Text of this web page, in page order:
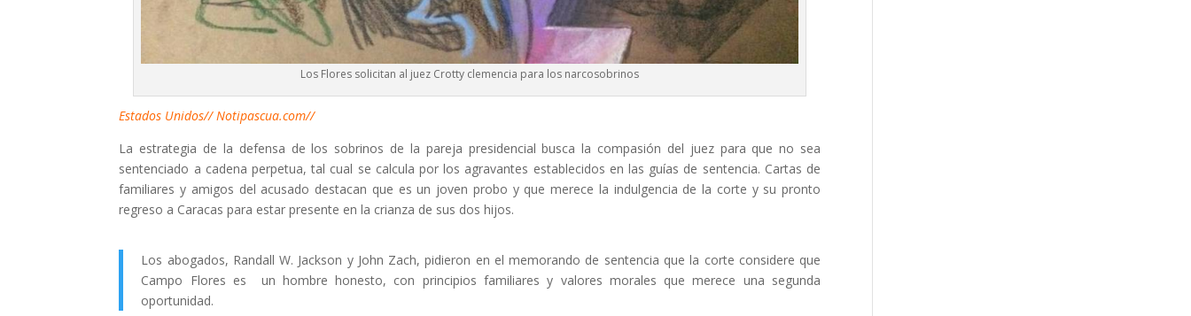
Los Flores solicitan al juez Crotty clemencia para los narcosobrinos
Estados Unidos// Notipascua.com//
La estrategia de la defensa de los sobrinos de la pareja presidencial busca la compasión del juez para que no sea
sentenciado a cadena perpetua, tal cual se calcula por los agravantes establecidos en las guías de sentencia. Cartas de
familiares y amigos del acusado destacan que es un joven probo y que merece la indulgencia de la corte y su pronto
regreso a Caracas para estar presente en la crianza de sus dos hijos.
Los abogados, Randall W. Jackson y John Zach, pidieron en el memorando de sentencia que la corte considere que
Campo Flores es un hombre honesto, con principios familiares y valores morales que merece una segunda
oportunidad.